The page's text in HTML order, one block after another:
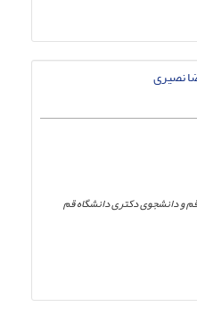
و دانشجوی دکتری دانشگاه قم